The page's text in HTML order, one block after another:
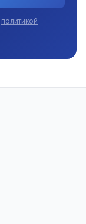
политикой